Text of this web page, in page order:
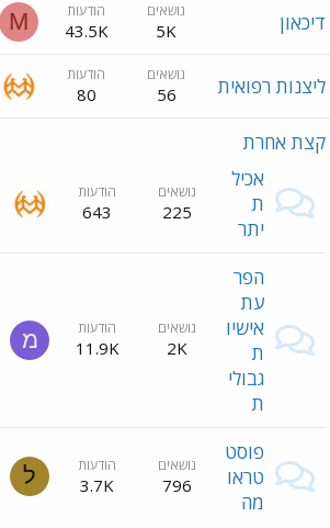
דיכאון נושאים
5K
הודעות
43.5K
M
ליצנות רפואית נושאים
56
הודעות
80
קצת אחרת
אכיל
ת
יתר
נושאים
225
הודעות
643
הפר
עת
אישיו
ת
גבולי
ת
נושאים
2K
הודעות
11.9K מ
פוסט
טראו
מה
נושאים
796
הודעות
3.7K ל